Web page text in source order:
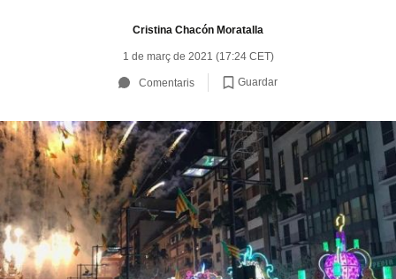
Cristina Chacón Moratalla
1 de març de 2021 (17:24 CET)
Comentaris Guardar